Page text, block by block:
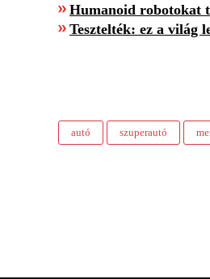
Humanoid robotokat
Tesztelték: ez a világ
autó szuperautó